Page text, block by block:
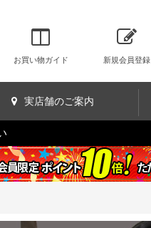
お買い物ガイド 新規会員登録
実店舗のご案内